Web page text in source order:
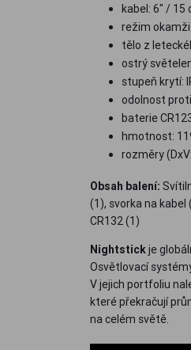
kabel: 6" / 15
režim
tělo z
ostrý
stupeň krytí:
odolnost
baterie
hmotnost:
rozměry
Obsah balení:
(1), svorka na
CR132 (1)
Nightstickje
Osvětlovací
V jejich portfoliu
které překračují
na celém světě.